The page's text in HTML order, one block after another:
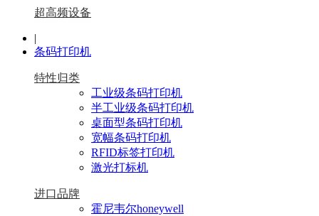
超高频设备
|
条码打印机
特性归类
工业级条码打印机
半工业级条码打印机
桌面型条码打印机
宽幅条码打印机
RFID标签打印机
激光打标机
进口品牌
霍尼韦尔honeywell